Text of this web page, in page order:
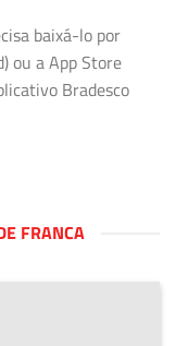
baixá-lo por
ou a App Store
Bradesco
FRANCA